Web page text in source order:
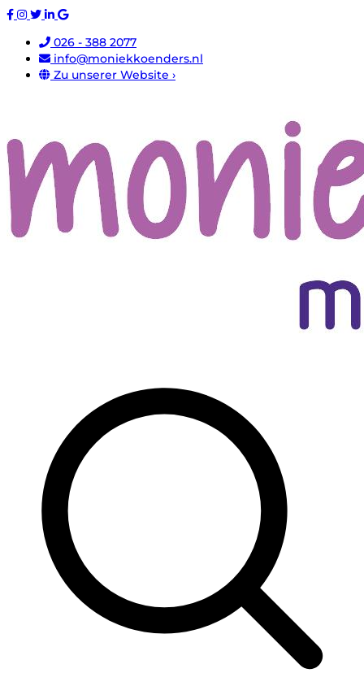
026 - 388 2077
info@moniekkoenders.nl
Zu unserer Website ›